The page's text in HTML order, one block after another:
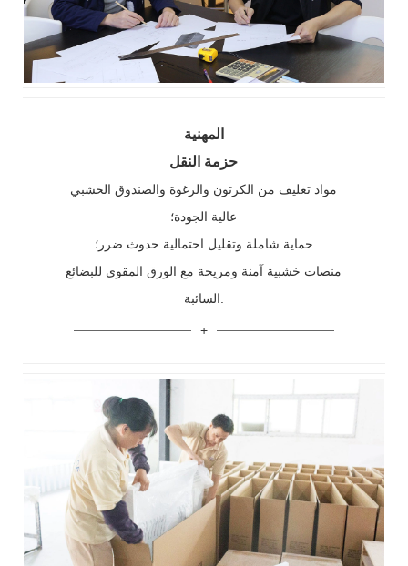
المهنية
حزمة النقل
مواد تغليف من الكرتون والرغوة والصندوق الخشبي
عالية الجودة؛
حماية شاملة وتقليل احتمالية حدوث ضرر؛
منصات خشبية آمنة ومريحة مع الورق المقوى للبضائع